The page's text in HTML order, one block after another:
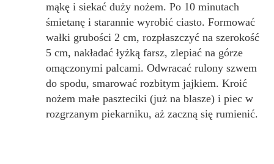
mąkę i siekać duży nożem. Po 10 minutach
śmietanę i starannie wyrobić ciasto. Formować
wałki grubości 2 cm, rozpłaszczyć na szerokość
5 cm, nakładać łyżką farsz, zlepiać na górze
omączonymi palcami. Odwracać rulony szwem
do spodu, smarować rozbitym jajkiem. Kroić
nożem małe paszteciki (już na blasze) i piec w
rozgrzanym piekarniku, aż zaczną się rumienić.